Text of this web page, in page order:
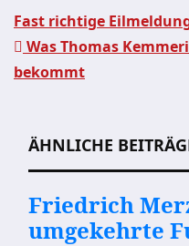
Fast richtige
Was Thomas
bekommt
ÄHNLICHE
Friedrich
umgekehrte